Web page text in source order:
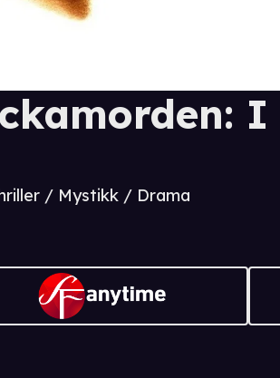
/ Mystikk / Drama